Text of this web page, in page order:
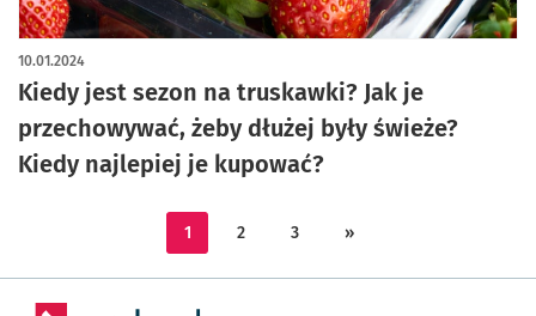
Kiedy jest sezon na truskawki? Jak je
przechowywać, żeby dłużej były świeże?
Kiedy najlepiej je kupować?
10.01.2024
1 2 3 »